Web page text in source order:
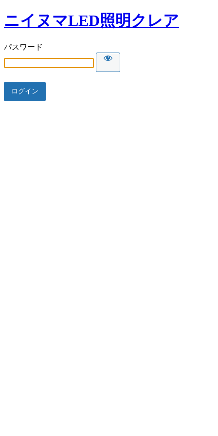
ニイヌマLED照明クレア
パスワード